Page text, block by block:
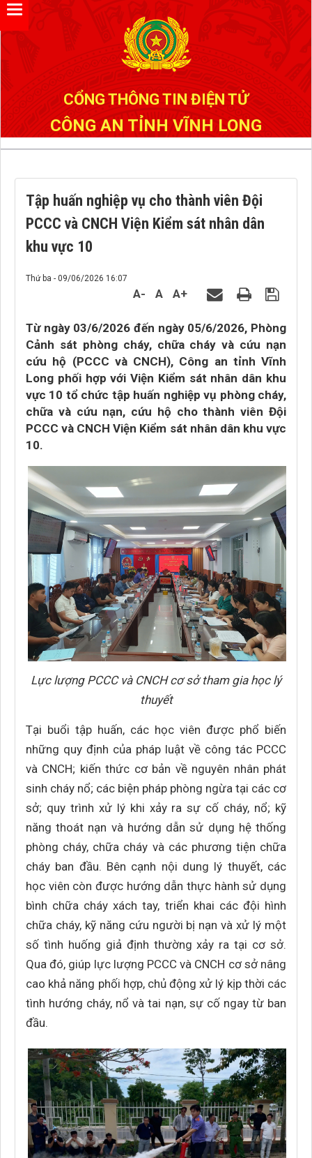
CỔNG THÔNG TIN ĐIỆN TỬ
CÔNG AN TỈNH VĨNH LONG
Tập huấn nghiệp vụ cho thành viên Đội
PCCC và CNCH Viện Kiểm sát nhân dân
khu vực 10
Thứ ba - 09/06/2026 16:07
A- A A+
Từ ngày 03/6/2026 đến ngày 05/6/2026, Phòng
Cảnh sát phòng cháy, chữa cháy và cứu nạn
cứu hộ (PCCC và CNCH), Công an tỉnh Vĩnh
Long phối hợp với Viện Kiểm sát nhân dân khu
vực 10 tổ chức tập huấn nghiệp vụ phòng cháy,
chữa và cứu nạn, cứu hộ cho thành viên Đội
PCCC và CNCH Viện Kiểm sát nhân dân khu vực
10.
Lực lượng PCCC và CNCH cơ sở tham gia học lý
thuyết
Tại buổi tập huấn, các học viên được phổ biến
những quy định của pháp luật về công tác PCCC
và CNCH; kiến thức cơ bản về nguyên nhân phát
sinh cháy nổ; các biện pháp phòng ngừa tại các cơ
sở; quy trình xử lý khi xảy ra sự cố cháy, nổ; kỹ
năng thoát nạn và hướng dẫn sử dụng hệ thống
phòng cháy, chữa cháy và các phương tiện chữa
cháy ban đầu. Bên cạnh nội dung lý thuyết, các
học viên còn được hướng dẫn thực hành sử dụng
bình chữa cháy xách tay, triển khai các đội hình
chữa cháy, kỹ năng cứu người bị nạn và xử lý một
số tình huống giả định thường xảy ra tại cơ sở.
Qua đó, giúp lực lượng PCCC và CNCH cơ sở nâng
cao khả năng phối hợp, chủ động xử lý kịp thời các
tình hướng cháy, nổ và tai nạn, sự cố ngay từ ban
đầu.